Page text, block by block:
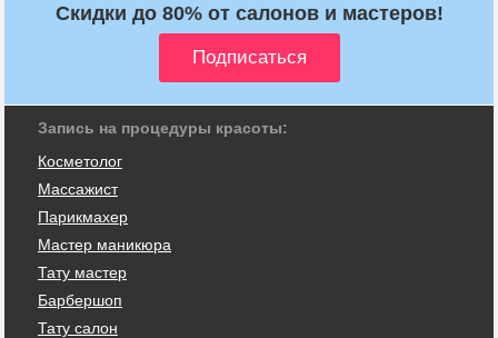
Скидки до 80% от салонов и мастеров!
Запись на процедуры красоты:
Косметолог
Массажист
Парикмахер
Мастер маникюра
Тату мастер
Барбершоп
Тату салон